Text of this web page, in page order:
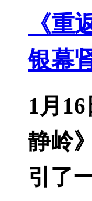
《重
银幕
1月
静岭
引了